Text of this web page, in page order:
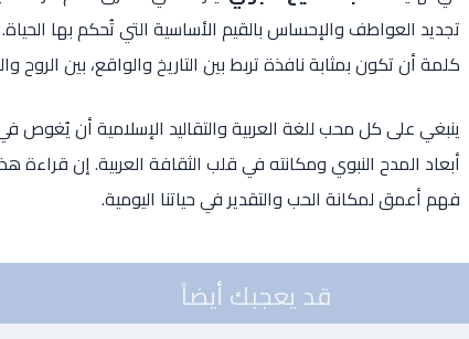
تجديد العواطف والإحساس بالقيم الأساسية التي تُحكم بها
كلمة أن تكون بمثابة نافذة تربط بين التاريخ والواقع، بين الروح
ينبغي على كل محب للغة العربية والتقاليد الإسلامية أن
أبعاد المدح النبوي ومكانته في قلب الثقافة العربية. إن قراءة
فهم أعمق لمكانة الحب والتقدير في حياتنا اليومية.
قد يعجبك أيضاً